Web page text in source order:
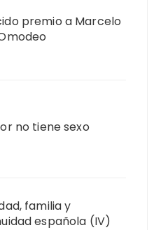
premio a Marcelo
no tiene sexo
familia y
española (IV)